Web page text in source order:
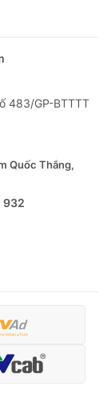
483/GP-BTTTT
Quốc Thắng,
932